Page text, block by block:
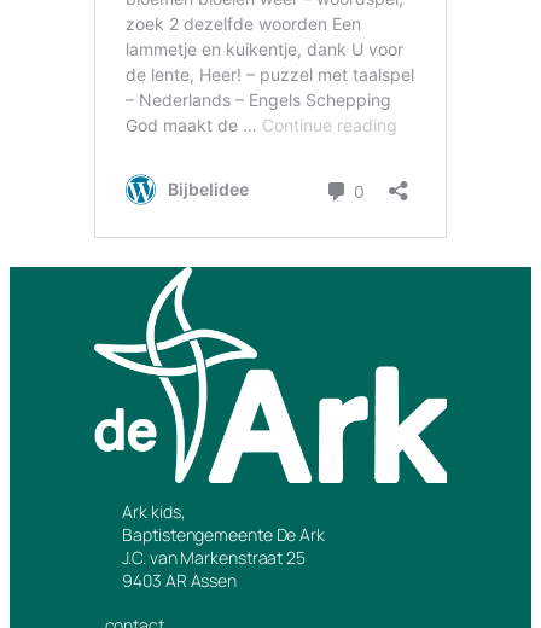
Ark kids,
Baptistengemeente De Ark
J.C. van Markenstraat 25
9403 AR Assen